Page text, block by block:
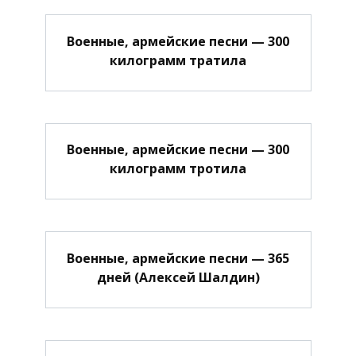
Военные, армейские песни — 300
килограмм тратила
Военные, армейские песни — 300
килограмм тротила
Военные, армейские песни — 365
дней (Алексей Шалдин)